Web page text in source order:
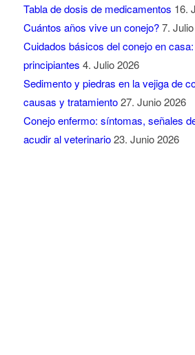
Tabla de dosis de medicamentos 16.
Cuántos años vive un conejo? 7.
Cuidados básicos del conejo en
principiantes 4. Julio 2026
Sedimento y piedras en la vejiga de
causas y tratamiento 27. Junio 2026
Conejo enfermo: síntomas, señales
acudir al veterinario 23. Junio 2026